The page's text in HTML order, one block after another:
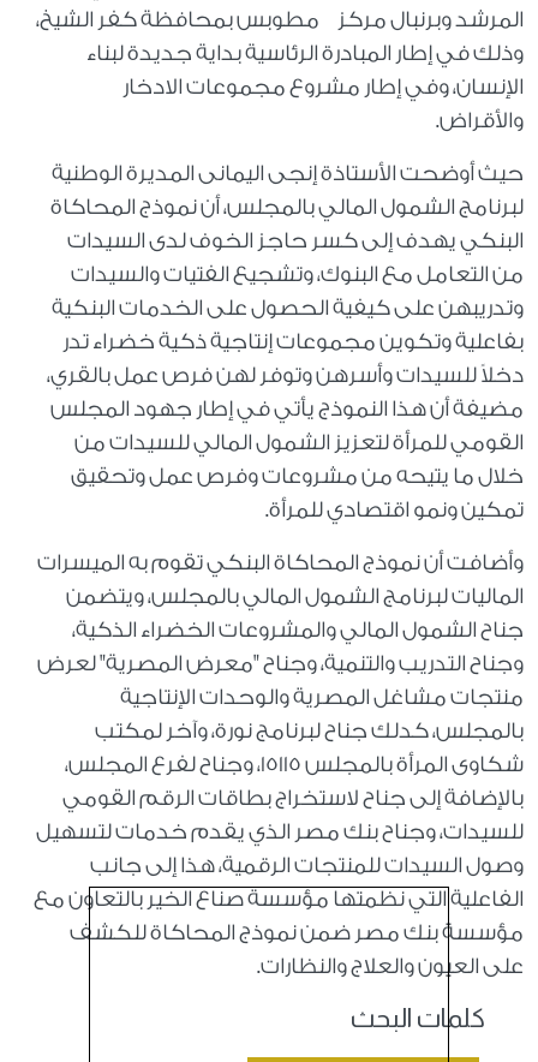
المرشد وبرنبال مركز مطوبس بمحافظة كفر الشيخ،
وذلك في إطار المبادرة الرئاسية بداية جديدة لبناء
الإنسان، وفي إطار مشروع مجموعات الادخار
والأقراض.
حيث أوضحت الأستاذة إنجى اليمانى المديرة الوطنية
لبرنامج الشمول المالي بالمجلس، أن نموذج المحاكاة
البنكي يهدف إلى كسر حاجز الخوف لدى السيدات
من التعامل مع البنوك، وتشجيع الفتيات والسيدات
وتدريبهن على كيفية الحصول على الخدمات البنكية
بفاعلية وتكوين مجموعات إنتاجية ذكية خضراء تدر
دخلاً للسيدات وأسرهن وتوفر لهن فرص عمل بالقري،
مضيفة أن هذا النموذج يأتي في إطار جهود المجلس
القومي للمرأة لتعزيز الشمول المالي للسيدات من
خلال ما يتيحه من مشروعات وفرص عمل وتحقيق
تمكين ونمو اقتصادي للمرأة.
وأضافت أن نموذج المحاكاة البنكي تقوم به الميسرات
الماليات لبرنامج الشمول المالي بالمجلس، ويتضمن
جناح الشمول المالي والمشروعات الخضراء الذكية،
وجناح التدريب والتنمية، وجناح "معرض المصرية" لعرض
منتجات مشاغل المصرية والوحدات الإنتاجية
بالمجلس، كدلك جناح لبرنامج نورة، وآخر لمكتب
شكاوى المرأة بالمجلس 15115، وجناح لفرع المجلس،
بالإضافة إلى جناح لاستخراج بطاقات الرقم القومي
للسيدات، وجناح بنك مصر الذي يقدم خدمات لتسهيل
وصول السيدات للمنتجات الرقمية، هذا إلى جانب
الفاعلية التي نظمتها مؤسسة صناع الخير بالتعاون مع
مؤسسة بنك مصر ضمن نموذج المحاكاة للكشف
على العيون والعلاج والنظارات.
كلمات البحث